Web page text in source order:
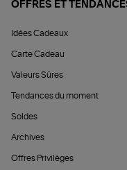
OFFRES ET
Idées Cadeaux
Carte Cadeau
Valeurs Sûres
Tendances du moment
Soldes
Archives
Offres Privilèges